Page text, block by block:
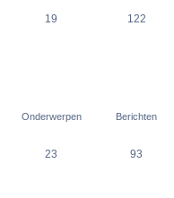
19 122
Onderwerpen Berichten
23 93